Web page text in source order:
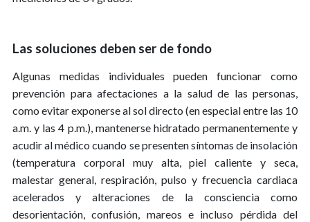
Las soluciones deben ser de fondo
Algunas medidas individuales pueden funcionar como
prevención para afectaciones a la salud de las personas,
como evitar exponerse al sol directo (en especial entre las 10
a.m. y las 4 p.m.), mantenerse hidratado permanentemente y
acudir al médico cuando se presenten síntomas de insolación
(temperatura corporal muy alta, piel caliente y seca,
malestar general, respiración, pulso y frecuencia cardiaca
acelerados y alteraciones de la consciencia como
desorientación, confusión, mareos e incluso pérdida del